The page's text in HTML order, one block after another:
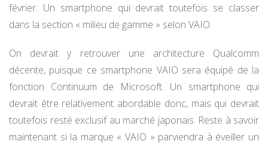
février. Un smartphone qui devrait toutefois se classer
dans la section « milieu de gamme » selon VAIO.
On devrait y retrouver une architecture Qualcomm
décente, puisque ce smartphone VAIO sera équipé de la
fonction Continuum de Microsoft. Un smartphone qui
devrait être relativement abordable donc, mais qui devrait
toutefois resté exclusif au marché japonais. Reste à savoir
maintenant si la marque « VAIO » parviendra à éveiller un